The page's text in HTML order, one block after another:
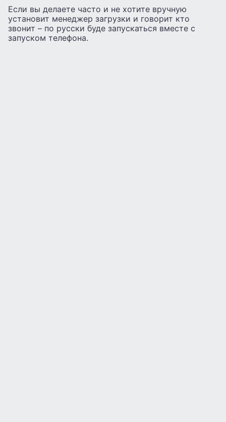
Если вы делаете часто и не хотите вручную
установит менеджер загрузки и говорит кто
звонит – по русски буде запускаться вместе с
запуском телефона.